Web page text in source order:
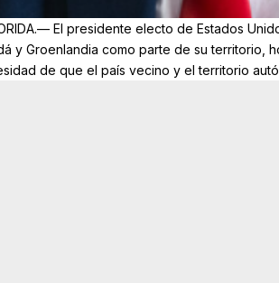
El presidente electo de Estados
y Groenlandia como parte de su
de que el país vecino y el territorio